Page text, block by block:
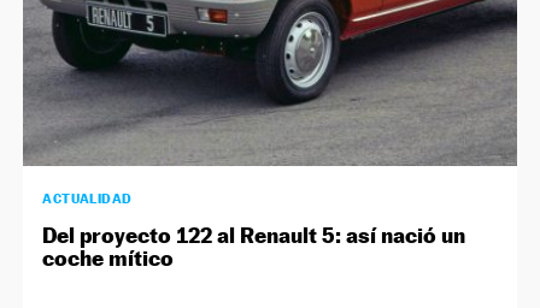
ACTUALIDAD
Del proyecto 122 al Renault 5: así nació un
coche mítico